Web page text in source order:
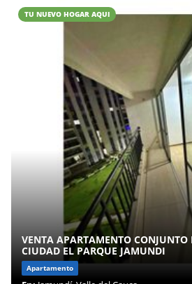
TU NUEVO HOGAR AQUI
VENTA APARTAMENTO CONJUNTO
CIUDAD EL PARQUE JAMUNDI
Apartamento